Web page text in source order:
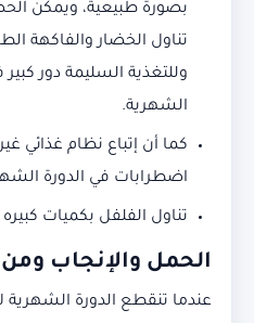
بصورة طبيعية، ويمكن
تناول الخضار والفاكهة
وللتغذية السليمة دور كبير
الشهرية.
كما أن إتباع نظام غذائي
اضطرابات في الدورة
تناول الفلفل بكميات كبيره
الحمل والإنجاب
عندما تنقطع الدورة